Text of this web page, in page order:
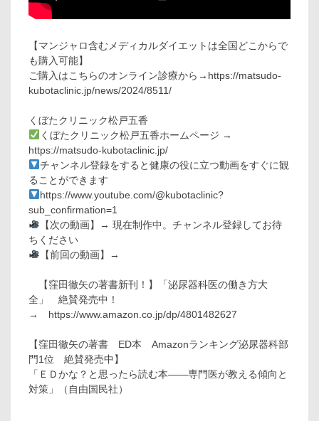
【マンジャロ含むメディカルダイエットは全国どこからで
も購入可能】
ご購入はこちらのオンライン診療から→https://matsudo-
kubotaclinic.jp/news/2024/8511/
くぼたクリニック松戸五香
くぼたクリニック松戸五香ホームページ →
https://matsudo-kubotaclinic.jp/
チャンネル登録をすると健康の役に立つ動画をすぐに観
ることができます
https://www.youtube.com/@kubotaclinic?
sub_confirmation=1
【次の動画】→ 現在制作中。チャンネル登録してお待
ちください
【前回の動画】→
【窪田徹矢の著書新刊！】「泌尿器科医の働き方大
全」 絶賛発売中！
→ https://www.amazon.co.jp/dp/4801482627
【窪田徹矢の著書 ED本 Amazonランキング泌尿器科部
門1位 絶賛発売中】
「ＥＤかな？と思ったら読む本――専門医が教える傾向と
対策」（自由国民社）